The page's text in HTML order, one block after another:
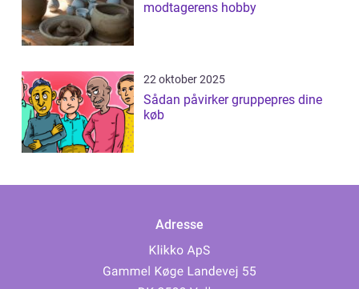
modtagerens hobby
22 oktober 2025
Sådan påvirker gruppepres dine
køb
Adresse